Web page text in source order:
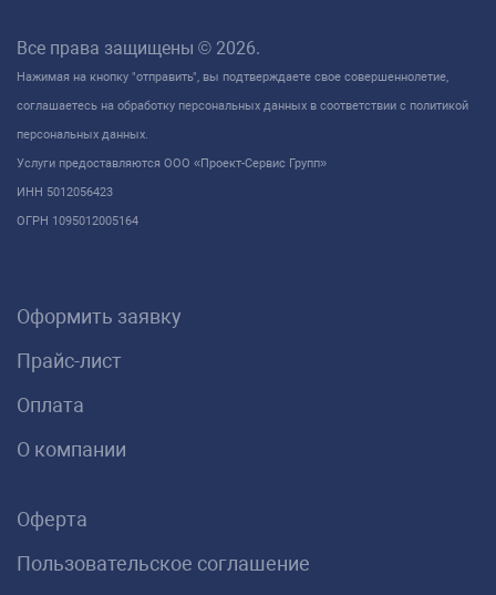
Все права защищены © 2026.
Нажимая на кнопку "отправить", вы подтверждаете свое совершеннолетие,
соглашаетесь на обработку персональных данных в соответствии с политикой
персональных данных.
Услуги предоставляются ООО «Проект-Сервис Групп»
ИНН 5012056423
ОГРН 1095012005164
Оформить заявку
Прайс-лист
Оплата
О компании
Оферта
Пользовательское соглашение